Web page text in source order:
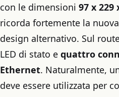
con le dimensioni 97 x 229
ricorda fortemente la
design alternativo. Sul
LED di stato e quattro
Ethernet. Naturalmente,
deve essere utilizzata per